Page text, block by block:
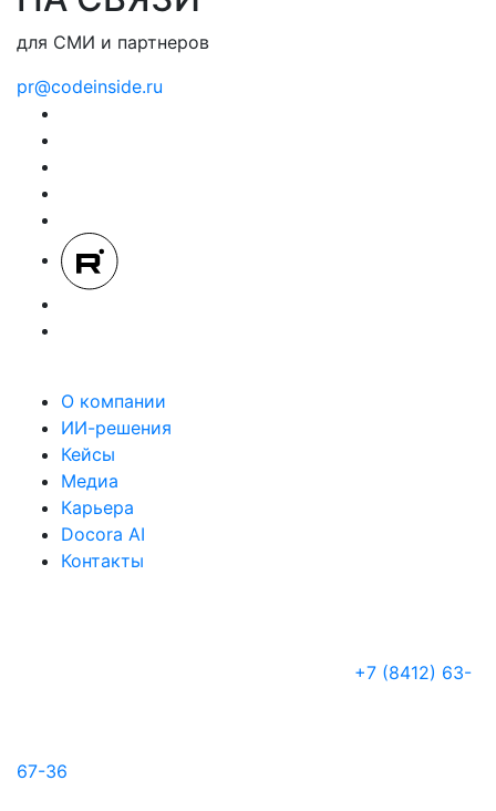
для СМИ и партнеров
pr@codeinside.ru
О компании
ИИ-решения
Кейсы
Медиа
Карьера
Docora AI
Контакты
+7 (8412) 63-
67-36